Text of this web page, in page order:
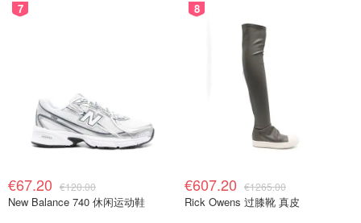
7
€67.20 €120.00
New Balance 740 休闲运动鞋
8
€607.20 €1265.00
Rick Owens 过膝靴 真皮